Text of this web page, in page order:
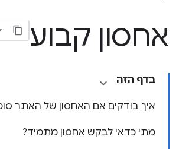
אחסון קבוע
בדף הזה
איך בודקים אם האחסון של האתר
מתי כדאי לבקש אחסון מתמיד?